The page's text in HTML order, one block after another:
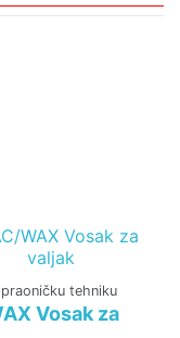
tehniku
Vosak za